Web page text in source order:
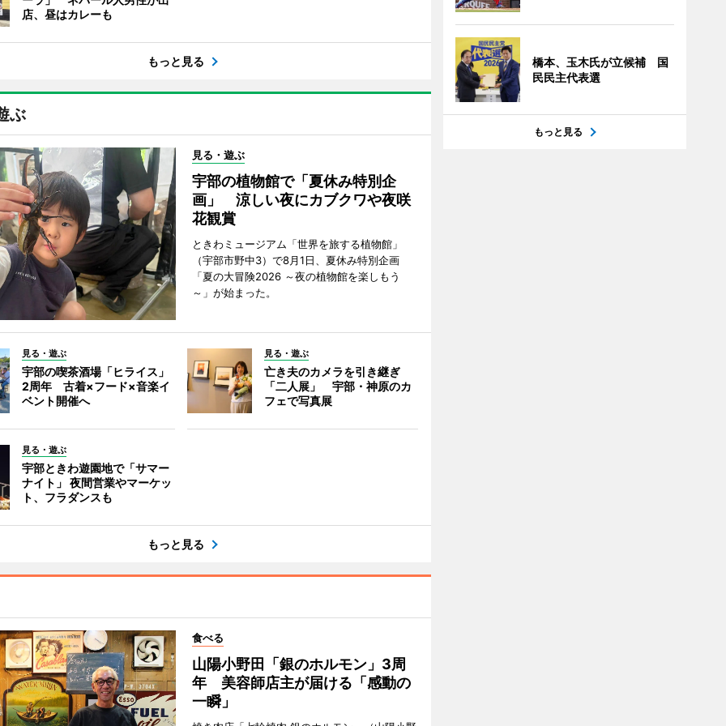
店、昼はカレーも
もっと見る
ぶ
見る・遊ぶ
宇部の植物館で「夏休み特別企
画」 涼しい夜にカブクワや夜咲
花観賞
ときわミュージアム「世界を旅する植物館」
（宇部市野中3）で8月1日、夏休み特別企画
「夏の大冒険2026 ～夜の植物館を楽しもう
～」が始まった。
見る・遊ぶ
宇部の喫茶酒場「ヒライス」
2周年 古着×フード×音楽イ
ベント開催へ
見る・遊ぶ
亡き夫のカメラを引き継ぎ
「二人展」 宇部・神原のカ
フェで写真展
見る・遊ぶ
宇部ときわ遊園地で「サマー
ナイト」 夜間営業やマーケッ
ト、フラダンスも
もっと見る
食べる
山陽小野田「銀のホルモン」3周
年 美容師店主が届ける「感動の
一瞬」
橋本、玉木氏が立候補 国
民民主代表選
もっと見る